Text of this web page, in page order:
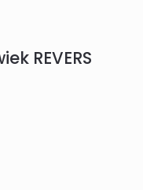
REVERS